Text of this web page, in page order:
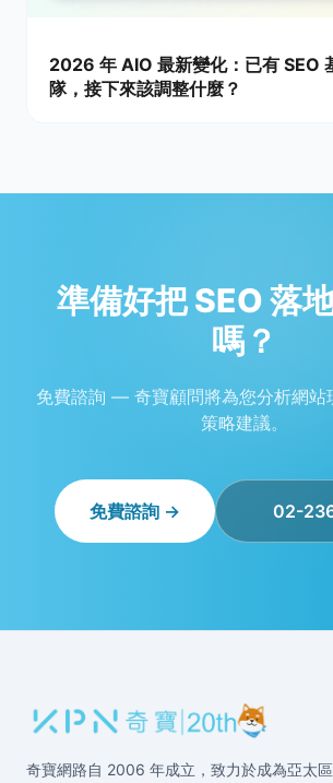
2026 年 AIO 最新變化：已有 SEO
隊，接下來該調整什麼？
準備好把 SEO 落
嗎？
免費諮詢 — 奇寶顧問將為您分析網站
策略建議。
免費諮詢 → 02-
奇寶網路自 2006 年成立，致力於成為亞太